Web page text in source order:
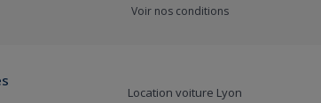
Voir nos conditions
Location voiture Lyon